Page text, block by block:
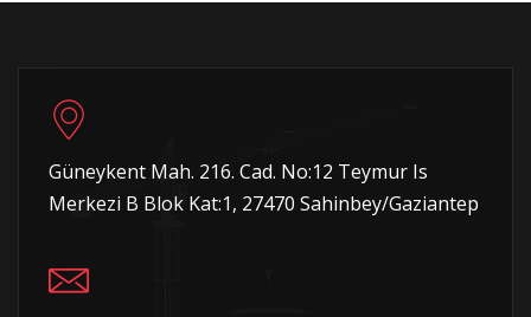
Güneykent Mah. 216. Cad. No:12 Teymur Is
Merkezi B Blok Kat:1, 27470 Sahinbey/Gaziantep